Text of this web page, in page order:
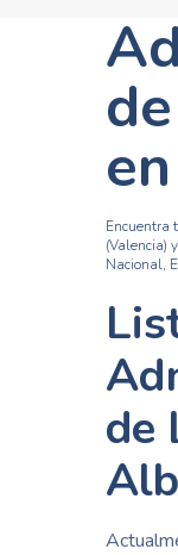
Encuentra
(Valencia)
Nacional,
de